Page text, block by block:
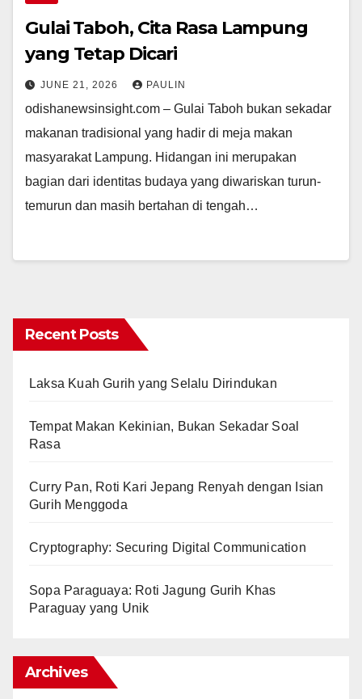
Gulai Taboh, Cita Rasa Lampung
yang Tetap Dicari
JUNE 21, 2026 PAULIN
odishanewsinsight.com – Gulai Taboh bukan sekadar
makanan tradisional yang hadir di meja makan
masyarakat Lampung. Hidangan ini merupakan
bagian dari identitas budaya yang diwariskan turun-
temurun dan masih bertahan di tengah…
Recent Posts
Laksa Kuah Gurih yang Selalu Dirindukan
Tempat Makan Kekinian, Bukan Sekadar Soal
Rasa
Curry Pan, Roti Kari Jepang Renyah dengan Isian
Gurih Menggoda
Cryptography: Securing Digital Communication
Sopa Paraguaya: Roti Jagung Gurih Khas
Paraguay yang Unik
Archives